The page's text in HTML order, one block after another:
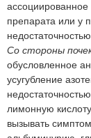
препарата или у
Со стороны
обусловленное
усугубление
лимонную
вызывать